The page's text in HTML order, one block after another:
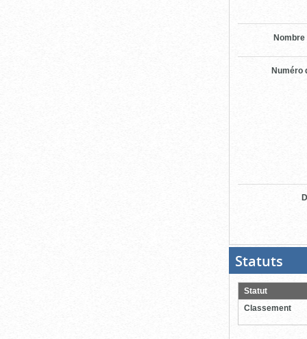
Nombre
Numéro
Statuts
pour
Statut
Classement